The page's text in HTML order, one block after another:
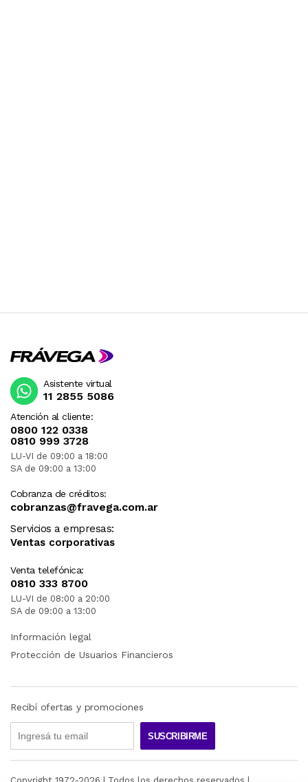
Atención al cliente:
0800 122 0338
0810 999 3728
LU-VI de 09:00 a 18:00
SA de 09:00 a 13:00
Cobranza de créditos:
cobranzas@fravega.com.ar
Servicios a empresas:
Ventas corporativas
Venta telefónica:
0810 333 8700
LU-VI de 08:00 a 20:00
SA de 09:00 a 13:00
Asistente virtual
11 2855 5086
Información legal
Protección de Usuarios Financieros
Recibí ofertas y promociones
SUSCRIBIRME